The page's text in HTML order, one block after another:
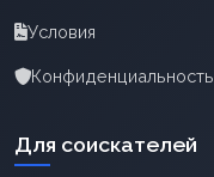
Условия
Конфиденциальность
Для соискателей